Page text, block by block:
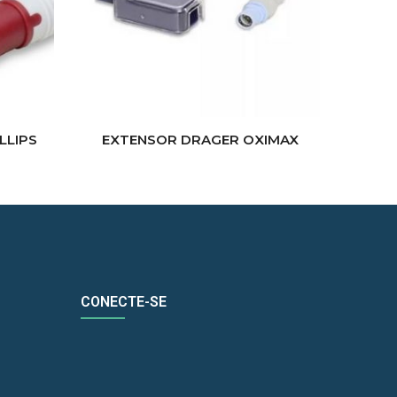
EXTENSOR DRAGER OXIMAX
CONECTE-SE